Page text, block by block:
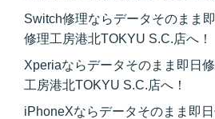
Switch修理ならデータそのまま
修理工房港北TOKYU S.C.店へ！
Xperiaならデータそのまま即日
工房港北TOKYU S.C.店へ！
iPhoneXならデータそのまま即